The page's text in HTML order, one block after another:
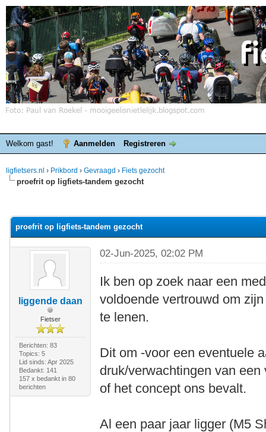
Welkom gast! Aanmelden Registreren
ligfietsers.nl › Prikbord › Gevraagd › Fiets gezocht
proefrit op ligfiets-tandem gezocht
proefrit op ligfiets-tandem gezocht
liggende daan
Fietser
Berichten: 83
Topics: 5
Lid sinds: Apr 2025
Bedankt: 141
157 x bedankt in 80
berichten
02-Jun-2025, 02:02 PM
Ik ben op zoek naar een
voldoende vertrouwd om
te lenen.
Dit om -voor een eventuele
druk/verwachtingen van
of het concept ons bevalt.
Al een paar jaar ligger (M5